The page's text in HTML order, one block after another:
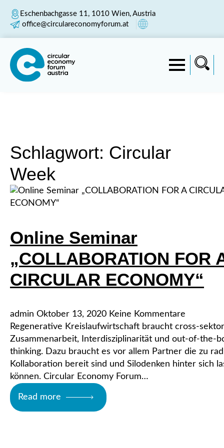
Eschenbachgasse 11, 1010 Wien, Austria
office@circulareconomyforum.at
Schlagwort: Circular
Week
Online Seminar
„COLLABORATION FOR
CIRCULAR ECONOMY“
admin Oktober 13, 2020 Keine Kommentare
Regenerative Kreislaufwirtschaft braucht cross-
Zusammenarbeit, Interdisziplinarität und out-of-the-
thinking. Dazu braucht es vor allem Partner die zu
Kollaboration bereit sind und Silodenken hinter sich
können. Circular Economy Forum…
Read more